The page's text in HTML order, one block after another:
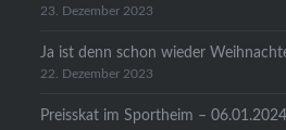
23. Dezember 2023
Ja ist denn schon wieder
22. Dezember 2023
Preisskat im Sportheim – 06.01.2024